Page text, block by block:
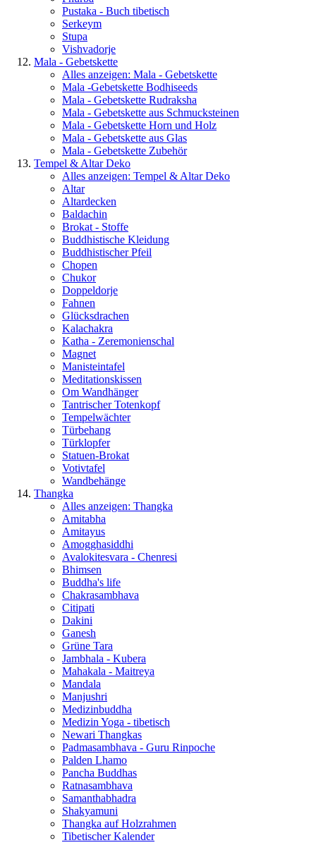
Pustaka - Buch tibetisch
Serkeym
Stupa
Vishvadorje
Mala - Gebetskette
Alles anzeigen: Mala - Gebetskette
Mala -Gebetskette Bodhiseeds
Mala - Gebetskette Rudraksha
Mala - Gebetskette aus Schmucksteinen
Mala - Gebetskette Horn und Holz
Mala - Gebetskette aus Glas
Mala - Gebetskette Zubehör
Tempel & Altar Deko
Alles anzeigen: Tempel & Altar Deko
Altar
Altardecken
Baldachin
Brokat - Stoffe
Buddhistische Kleidung
Buddhistischer Pfeil
Chopen
Chukor
Doppeldorje
Fahnen
Glücksdrachen
Kalachakra
Katha - Zeremonienschal
Magnet
Manisteintafel
Meditationskissen
Om Wandhänger
Tantrischer Totenkopf
Tempelwächter
Türbehang
Türklopfer
Statuen-Brokat
Votivtafel
Wandbehänge
Thangka
Alles anzeigen: Thangka
Amitabha
Amitayus
Amogghasiddhi
Avalokitesvara - Chenresi
Bhimsen
Buddha's life
Chakrasambhava
Citipati
Dakini
Ganesh
Grüne Tara
Jambhala - Kubera
Mahakala - Maitreya
Mandala
Manjushri
Medizinbuddha
Medizin Yoga - tibetisch
Newari Thangkas
Padmasambhava - Guru Rinpoche
Palden Lhamo
Pancha Buddhas
Ratnasambhava
Samanthabhadra
Shakyamuni
Thangka auf Holzrahmen
Tibetischer Kalender